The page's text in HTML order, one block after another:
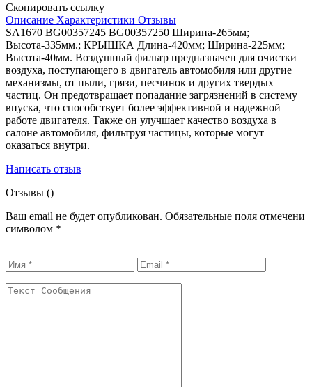
Скопировать ссылку
Описание Характеристики Отзывы
SA1670 BG00357245 BG00357250 Ширина-265мм;
Высота-335мм.; КРЫШКА Длина-420мм; Ширина-225мм;
Высота-40мм. Воздушный фильтр предназначен для очистки
воздуха, поступающего в двигатель автомобиля или другие
механизмы, от пыли, грязи, песчинок и других твердых
частиц. Он предотвращает попадание загрязнений в систему
впуска, что способствует более эффективной и надежной
работе двигателя. Также он улучшает качество воздуха в
салоне автомобиля, фильтруя частицы, которые могут
оказаться внутри.
Написать отзыв
Отзывы ()
Ваш email не будет опубликован. Обязательные поля отмечени
символом *